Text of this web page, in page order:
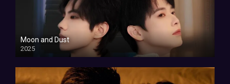
Moon and Dust
2025